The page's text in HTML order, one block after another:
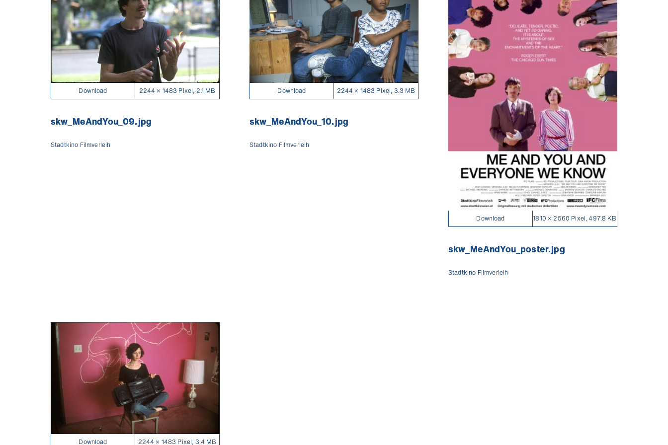
Download 2244 × 1483 Pixel, 2.1 MB
skw_MeAndYou_09.jpg
Stadtkino Filmverleih
Download 2244 × 1483 Pixel, 3.3 MB
skw_MeAndYou_10.jpg
Stadtkino Filmverleih
Download 1810 × 2560 Pixel, 497.8 KB
skw_MeAndYou_poster.jpg
Stadtkino Filmverleih
Download 2244 × 1483 Pixel, 3.4 MB